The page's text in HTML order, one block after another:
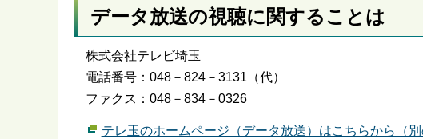
データ放送の視聴に関することは
株式会社テレビ埼玉
電話番号：048－824－3131（代）
ファクス：048－834－0326
テレ玉のホームページ（データ放送）はこちらから（